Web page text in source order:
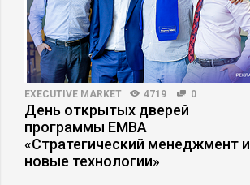
EXECUTIVE MARKET 4719 0
День открытых дверей
программы ЕМВА
«Стратегический менеджмент и
новые технологии»